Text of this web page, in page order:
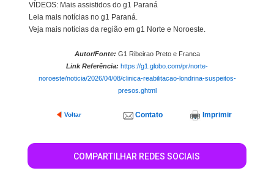
VÍDEOS: Mais assistidos do g1 Paraná
Leia mais notícias no g1 Paraná.
Veja mais notícias da região em g1 Norte e Noroeste.
Autor/Fonte: G1 Ribeirao Preto e Franca
Link Referência: https://g1.globo.com/pr/norte-
noroeste/noticia/2026/04/08/clinica-reabilitacao-londrina-suspeitos-
presos.ghtml
Voltar Contato Imprimir
COMPARTILHAR REDES SOCIAIS